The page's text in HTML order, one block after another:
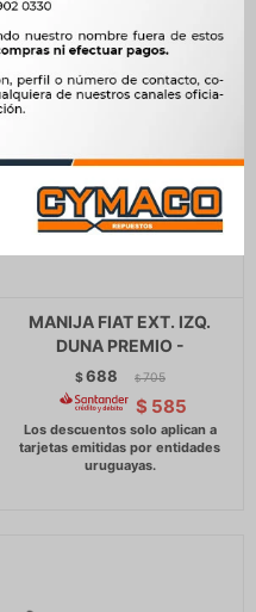
MANIJA FIAT EXT. IZQ.
DUNA PREMIO -
$688 $ 705
$ 585